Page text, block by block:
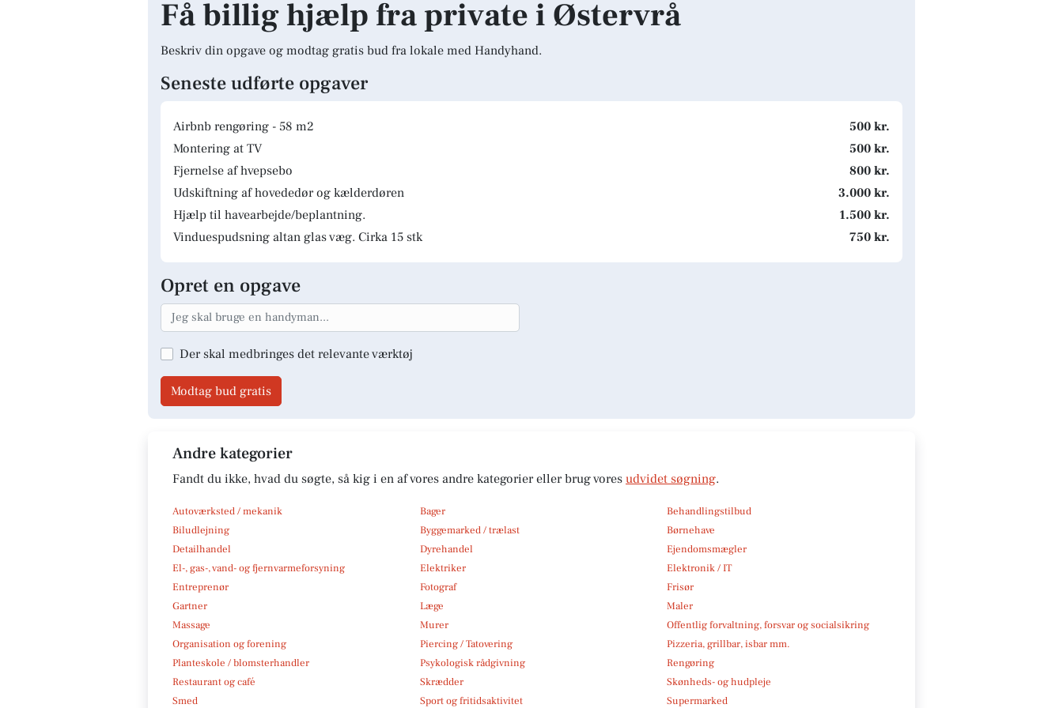
Få billig hjælp fra private i Østervrå
Beskriv din opgave og modtag gratis bud fra lokale med Handyhand.
Seneste udførte opgaver
Airbnb rengøring - 58 m2
500 kr.
Montering at TV
500 kr.
Fjernelse af hvepsebo
800 kr.
Udskiftning af hovededør og kælderdøren
3.000 kr.
Hjælp til havearbejde/beplantning.
1.500 kr.
Vinduespudsning altan glas væg. Cirka 15 stk
750 kr.
Opret en opgave
Der skal medbringes det relevante værktøj
Modtag bud gratis
Andre kategorier
Fandt du ikke, hvad du søgte, så kig i en af vores andre kategorier eller brug vores udvidet søgning.
Autoværksted / mekanik Bager
Behandlingstilbud
Biludlejning
Byggemarked / trælast
Børnehave
Detailhandel
Dyrehandel
Ejendomsmægler
El-, gas-, vand- og fjernvarmeforsyning
Elektriker
Elektronik / IT
Entreprenør
Fotograf
Frisør
Gartner
Læge
Maler
Massage
Murer
Offentlig forvaltning, forsvar og socialsikring
Organisation og forening
Piercing / Tatovering
Pizzeria, grillbar, isbar mm.
Planteskole / blomsterhandler
Psykologisk rådgivning
Rengøring
Restaurant og café
Skrædder
Skønheds- og hudpleje
Smed
Sport og fritidsaktivitet Supermarked